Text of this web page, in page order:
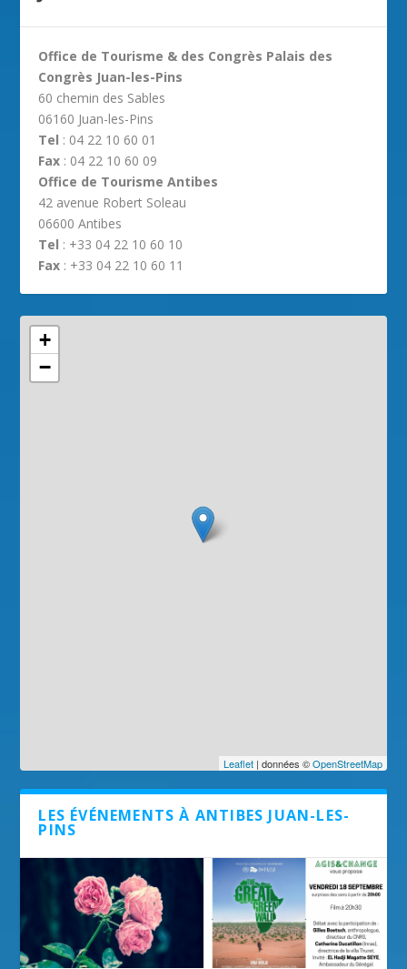
Office de Tourisme & des Congrès Palais des
Congrès Juan-les-Pins
60 chemin des Sables
06160 Juan-les-Pins
Tel : 04 22 10 60 01
Fax : 04 22 10 60 09
Office de Tourisme Antibes
42 avenue Robert Soleau
06600 Antibes
Tel : +33 04 22 10 60 10
Fax : +33 04 22 10 60 11
+
−
Leaflet| données ©OpenStreetMap
LES ÉVÉNEMENTS À ANTIBES JUAN-LES-
PINS